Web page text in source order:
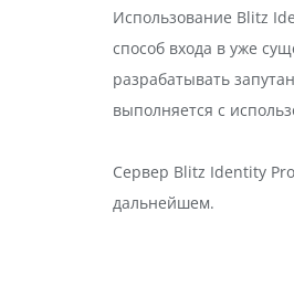
Использование Blitz
способ входа в уже
разрабатывать
выполняется с
Сервер Blitz Identity
дальнейшем.